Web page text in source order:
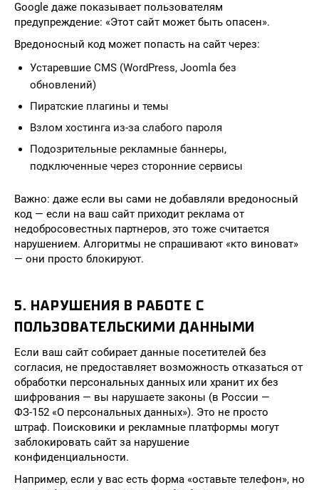
Google даже показывает пользователям
предупреждение: «Этот сайт может быть опасен».
Вредоносный код может попасть на сайт через:
Устаревшие CMS (WordPress, Joomla без
обновлений)
Пиратские плагины и темы
Взлом хостинга из-за слабого пароля
Подозрительные рекламные баннеры,
подключенные через сторонние сервисы
Важно: даже если вы сами не добавляли вредоносный
код — если на ваш сайт приходит реклама от
недобросовестных партнеров, это тоже считается
нарушением. Алгоритмы не спрашивают «кто виноват»
— они просто блокируют.
5. НАРУШЕНИЯ В РАБОТЕ С
ПОЛЬЗОВАТЕЛЬСКИМИ ДАННЫМИ
Если ваш сайт собирает данные посетителей без
согласия, не предоставляет возможность отказаться от
обработки персональных данных или хранит их без
шифрования — вы нарушаете законы (в России —
ФЗ-152 «О персональных данных»). Это не просто
штраф. Поисковики и рекламные платформы могут
заблокировать сайт за нарушение
конфиденциальности.
Например, если у вас есть форма «оставьте телефон», но